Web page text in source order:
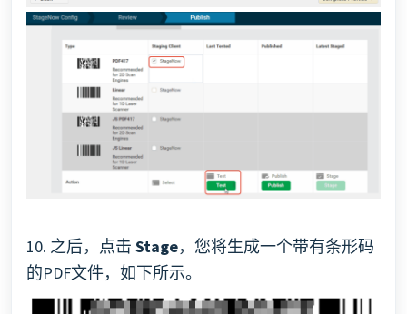
10. 之后，点击 Stage，您将生成一个带有条形码
的PDF文件，如下所示。